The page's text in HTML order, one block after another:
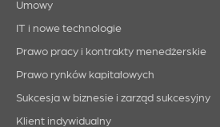
Umowy
IT i nowe technologie
Prawo pracy i kontrakty menedżerskie
Prawo rynków kapitałowych
Sukcesja w biznesie i zarząd sukcesyjny
Klient indywidualny